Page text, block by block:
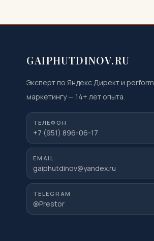
GAIPHUTDINOV.RU
Эксперт по Яндекс Директ и
маркетингу— 14+ лет опыта.
ТЕЛЕФОН
+7 (951) 896-06-17
EMAIL
gaiphutdinov@yandex.ru
TELEGRAM
@Prestor